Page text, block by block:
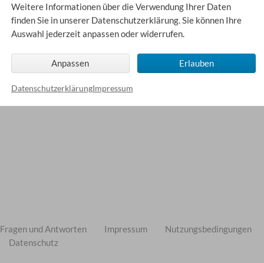
Fragen und Antworten Impressum
Nutzungsbedingungen
Datenschutz
Weitere Informationen über die Verwendung Ihrer Daten
finden Sie in unserer Datenschutzerklärung. Sie können Ihre
Auswahl jederzeit anpassen oder widerrufen.
Anpassen Erlauben
DatenschutzerklärungImpressum